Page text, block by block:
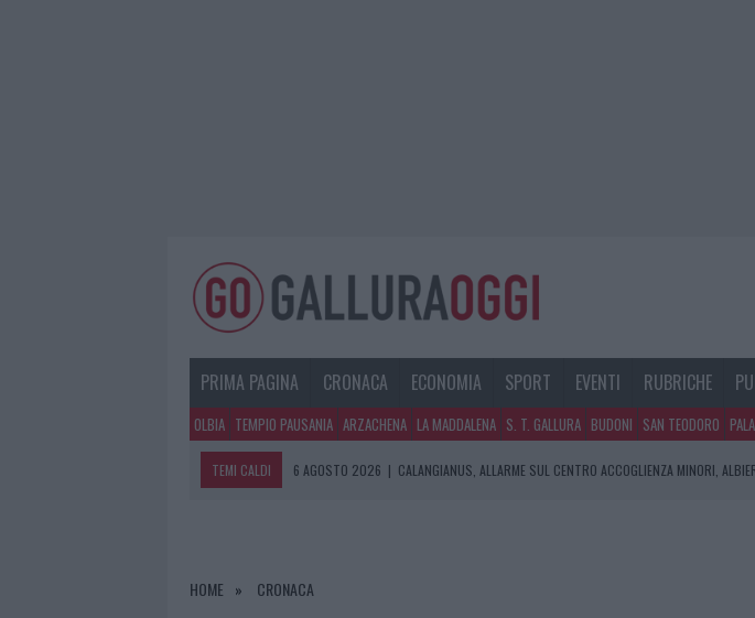
PRIMA PAGINA CRONACA ECONOMIA SPORT EVENTI RUBRICHE
OLBIA TEMPIO PAUSANIA ARZACHENA LA MADDALENA S. T. GALLURA BUDONI SAN TEODORO
TEMI CALDI 6 AGOSTO 2026 | CALANGIANUS, ALLARME SUL CENTRO ACCOGLIENZA MINORI,
HOME CRONACA